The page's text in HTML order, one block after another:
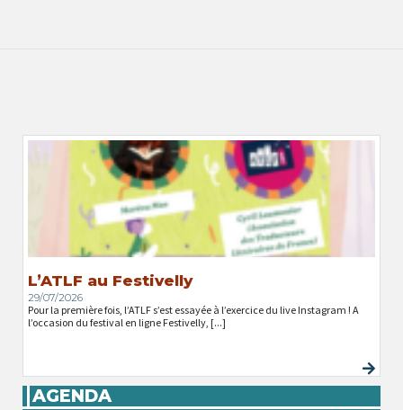
L’ATLF au Festivelly
29/07/2026
Pour la première fois, l’ATLF s’est essayée à l’exercice du live Instagram ! A
l’occasion du festival en ligne Festivelly, [...]
AGENDA